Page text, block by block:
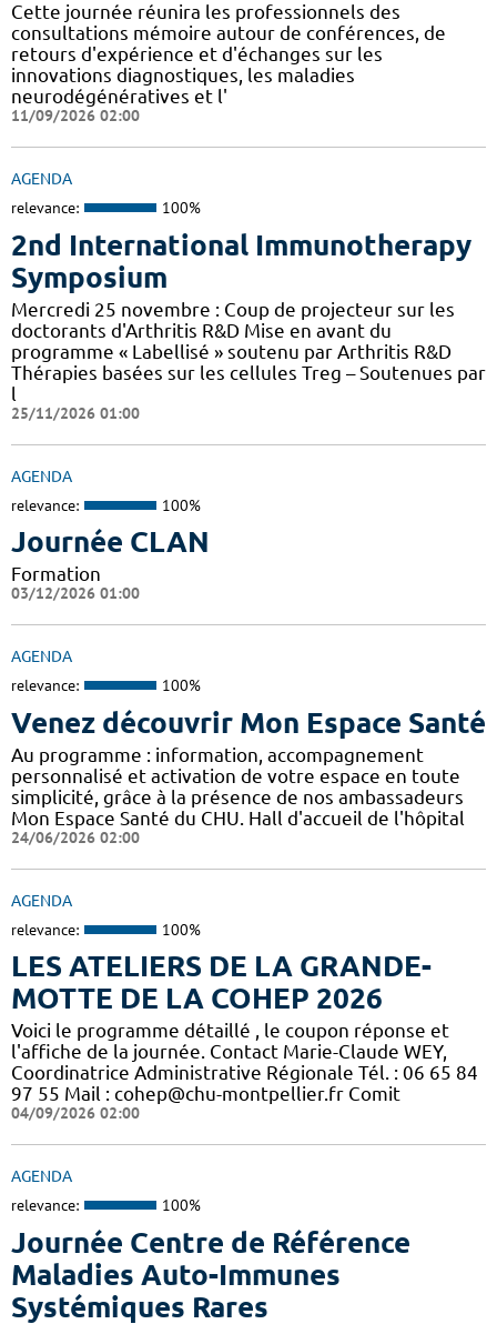
Cette journée réunira les professionnels des
consultations mémoire autour de conférences, de
retours d'expérience et d'échanges sur les
innovations diagnostiques, les maladies
neurodégénératives et l'
11/09/2026 02:00
AGENDA
relevance: 100%
2nd International Immunotherapy
Symposium
Mercredi 25 novembre : Coup de projecteur sur les
doctorants d'Arthritis R&D Mise en avant du
programme « Labellisé » soutenu par Arthritis R&D
Thérapies basées sur les cellules Treg – Soutenues par
l
25/11/2026 01:00
AGENDA
relevance: 100%
Journée CLAN
Formation
03/12/2026 01:00
AGENDA
relevance: 100%
Venez découvrir Mon Espace Santé
Au programme : information, accompagnement
personnalisé et activation de votre espace en toute
simplicité, grâce à la présence de nos ambassadeurs
Mon Espace Santé du CHU. Hall d'accueil de l'hôpital
24/06/2026 02:00
AGENDA
relevance: 100%
LES ATELIERS DE LA GRANDE-
MOTTE DE LA COHEP 2026
Voici le programme détaillé , le coupon réponse et
l'affiche de la journée. Contact Marie-Claude WEY,
Coordinatrice Administrative Régionale Tél. : 06 65 84
97 55 Mail : cohep@chu-montpellier.fr Comit
04/09/2026 02:00
AGENDA
relevance: 100%
Journée Centre de Référence
Maladies Auto-Immunes
Systémiques Rares